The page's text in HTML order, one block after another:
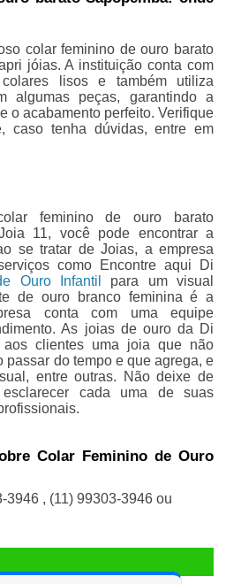
colar feminino de ouro barato
jóias. A instituição conta com
lisos e também utiliza
algumas peças, garantindo a
o acabamento perfeito. Verifique
caso tenha dúvidas, entre em
feminino de ouro barato
11, você pode encontrar a
se tratar de Joias, a empresa
como Encontre aqui Di
Ouro Infantil
para um visual
de ouro branco feminina é a
conta com uma equipe
As joias de ouro da Di
clientes uma joia que não
passar do tempo e que agrega, e
entre outras. Não deixe de
cada uma de suas
Colar Feminino de Ouro
3946 , (11) 99303-3946 ou